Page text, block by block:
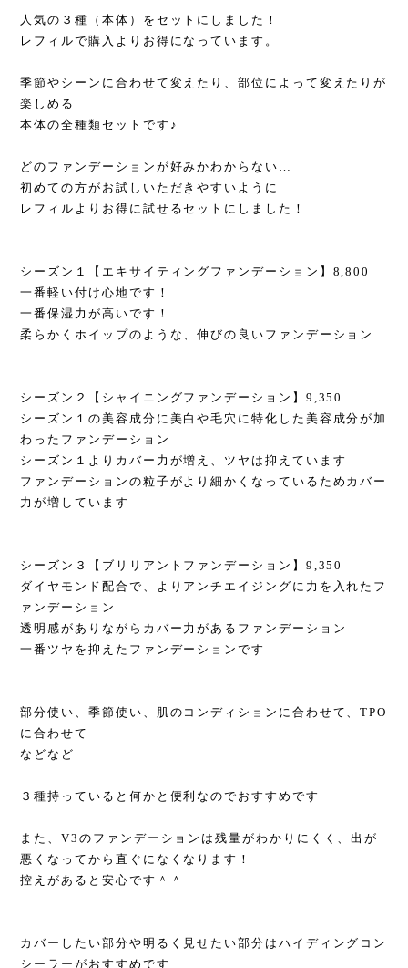
人気の３種（本体）をセットにしました！
レフィルで購入よりお得になっています。
季節やシーンに合わせて変えたり、部位によって変えたりが
楽しめる
本体の全種類セットです♪
どのファンデーションが好みかわからない…
初めての方がお試しいただきやすいように
レフィルよりお得に試せるセットにしました！
シーズン１【エキサイティングファンデーション】8,800
一番軽い付け心地です！
一番保湿力が高いです！
柔らかくホイップのような、伸びの良いファンデーション
シーズン２【シャイニングファンデーション】9,350
シーズン１の美容成分に美白や毛穴に特化した美容成分が加
わったファンデーション
シーズン１よりカバー力が増え、ツヤは抑えています
ファンデーションの粒子がより細かくなっているためカバー
力が増しています
シーズン３【ブリリアントファンデーション】9,350
ダイヤモンド配合で、よりアンチエイジングに力を入れたフ
ァンデーション
透明感がありながらカバー力があるファンデーション
一番ツヤを抑えたファンデーションです
部分使い、季節使い、肌のコンディションに合わせて、TPO
に合わせて
などなど
３種持っていると何かと便利なのでおすすめです
また、V3のファンデーションは残量がわかりにくく、出が
悪くなってから直ぐになくなります！
控えがあると安心です＾＾
カバーしたい部分や明るく見せたい部分はハイディングコン
シーラーがおすすめです